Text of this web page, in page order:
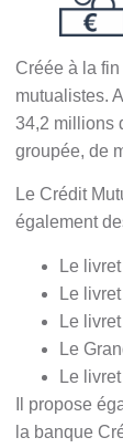
Créée à la
mutualistes.
34,2 millions
groupée, de
Le Crédit
également
Le
Le
Le
Le
Le
Il propose
la banque